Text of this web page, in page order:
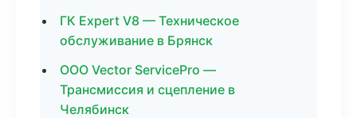
ГК Expert V8 — Техническое
обслуживание в Брянск
ООО Vector ServicePro —
Трансмиссия и сцепление в
Челябинск